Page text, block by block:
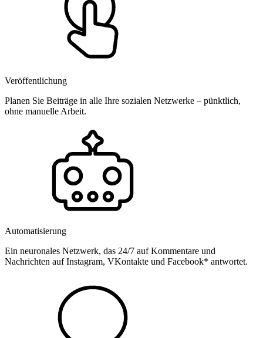
Veröffentlichung
Planen Sie Beiträge in alle Ihre sozialen Netzwerke – pünktlich,
ohne manuelle Arbeit.
Automatisierung
Ein neuronales Netzwerk, das 24/7 auf Kommentare und
Nachrichten auf Instagram, VKontakte und Facebook* antwortet.